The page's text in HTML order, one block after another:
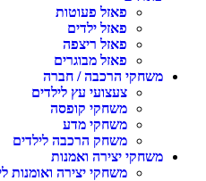
פאזל פעוטות
פאזל ילדים
פאזל ריצפה
פאזל מבוגרים
משחקי הרכבה / חברה
צעצועי עץ לילדים
משחקי קופסה
משחקי מדע
משחק הרכבה לילדים
משחקי יצירה ואמנות
משחקי יצירה ואומנות